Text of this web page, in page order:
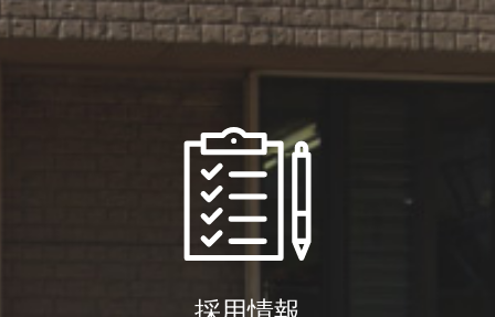
採用情報